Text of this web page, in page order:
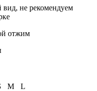
вид, не рекомендуем
отжим
M
L